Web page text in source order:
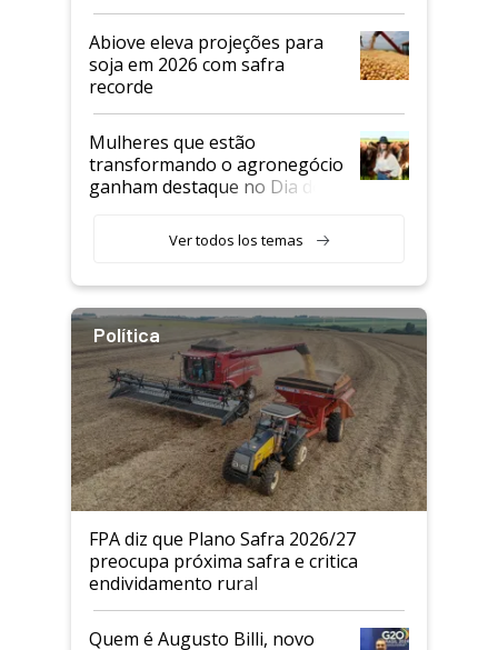
Abiove eleva projeções para
soja em 2026 com safra
recorde
Mulheres que estão
transformando o agronegócio
ganham destaque no Dia do
Ver todos los temas
Política
FPA diz que Plano Safra 2026/27
preocupa próxima safra e critica
endividamento rural
Quem é Augusto Billi, novo